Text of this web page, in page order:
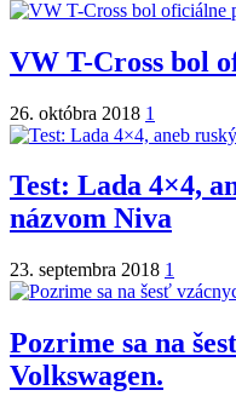
VW T-Cross bol
26. októbra 2018 1
Test: Lada 4×4,
názvom Niva
23. septembra 2018 1
Pozrime sa na
Volkswagen.